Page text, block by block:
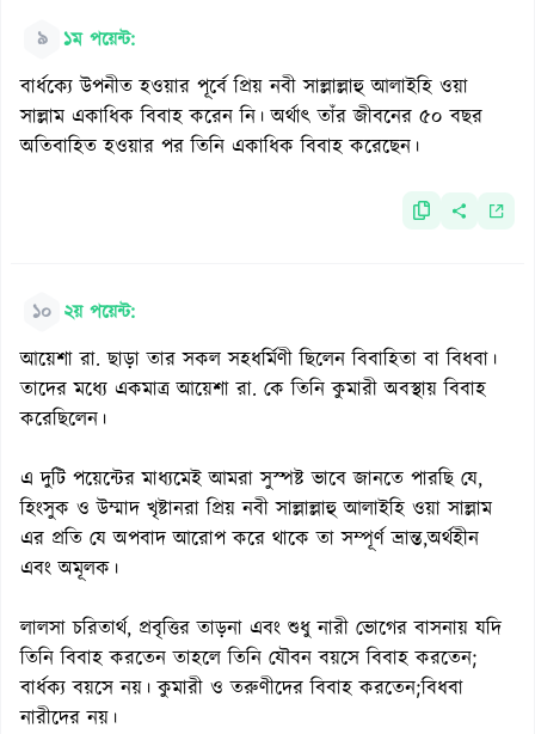
৯ ১ম পয়েন্ট:
বার্ধক্যে উপনীত হওয়ার পূর্বে প্রিয় নবী সাল্লাল্লাহু আলাইহি ওয়া
সাল্লাম একাধিক বিবাহ করেন নি। অর্থাৎ তাঁর জীবনের ৫০ বছর
অতিবাহিত হওয়ার পর তিনি একাধিক বিবাহ করেছেন।
১০ ২য় পয়েন্ট:
আয়েশা রা. ছাড়া তার সকল সহধর্মিণী ছিলেন বিবাহিতা বা বিধবা।
তাদের মধ্যে একমাত্র আয়েশা রা. কে তিনি কুমারী অবস্থায় বিবাহ
করেছিলেন।
এ দুটি পয়েন্টের মাধ্যমেই আমরা সুস্পষ্ট ভাবে জানতে পারছি যে,
হিংসুক ও উম্মাদ খৃষ্টানরা প্রিয় নবী সাল্লাল্লাহু আলাইহি ওয়া সাল্লাম
এর প্রতি যে অপবাদ আরোপ করে থাকে তা সম্পূর্ণ ভ্রান্ত,অর্থহীন
এবং অমূলক।
লালসা চরিতার্থ, প্রবৃত্তির তাড়না এবং শুধু নারী ভোগের বাসনায় যদি
তিনি বিবাহ করতেন তাহলে তিনি যৌবন বয়সে বিবাহ করতেন;
বার্ধক্য বয়সে নয়। কুমারী ও তরুণীদের বিবাহ করতেন;বিধবা
নারীদের নয়।